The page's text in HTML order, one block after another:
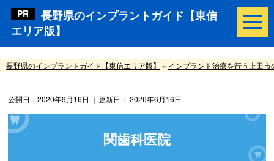
長野県のインプラントガイド【東信
エリア版】
長野県のインプラントガイド【東信エリア版】 » インプラント治療を行う上田市
公開日：2020年9月16日 ｜更新日：2026年6月16日
関歯科医院